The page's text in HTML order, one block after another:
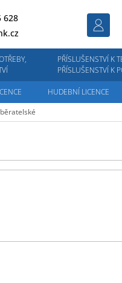
628
PŘÍSLUŠENSTVÍ K
PŘÍSLUŠENSTVÍ K
HUDEBNÍ LICENCE